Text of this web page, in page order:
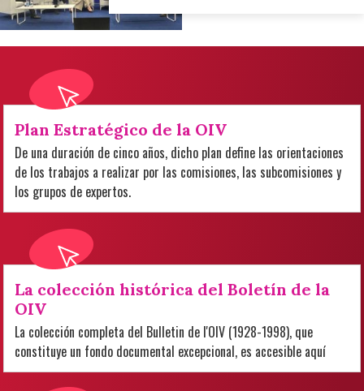
Plan Estratégico de la OIV
De una duración de cinco años, dicho plan define las orientaciones
de los trabajos a realizar por las comisiones, las subcomisiones y
los grupos de expertos.
La colección histórica del Boletín de la
OIV
La colección completa del Bulletin de l'OIV (1928-1998), que
constituye un fondo documental excepcional, es accesible aquí